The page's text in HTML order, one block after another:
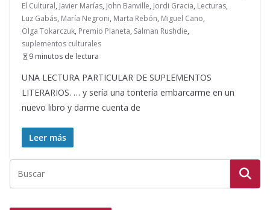
El Cultural, Javier Marías, John Banville, Jordi Gracia, Lecturas,
Luz Gabás, María Negroni, Marta Rebón, Miguel Cano,
Olga Tokarczuk, Premio Planeta, Salman Rushdie,
suplementos culturales
9 minutos de lectura
UNA LECTURA PARTICULAR DE SUPLEMENTOS
LITERARIOS. … y sería una tontería embarcarme en un
nuevo libro y darme cuenta de
Leer más